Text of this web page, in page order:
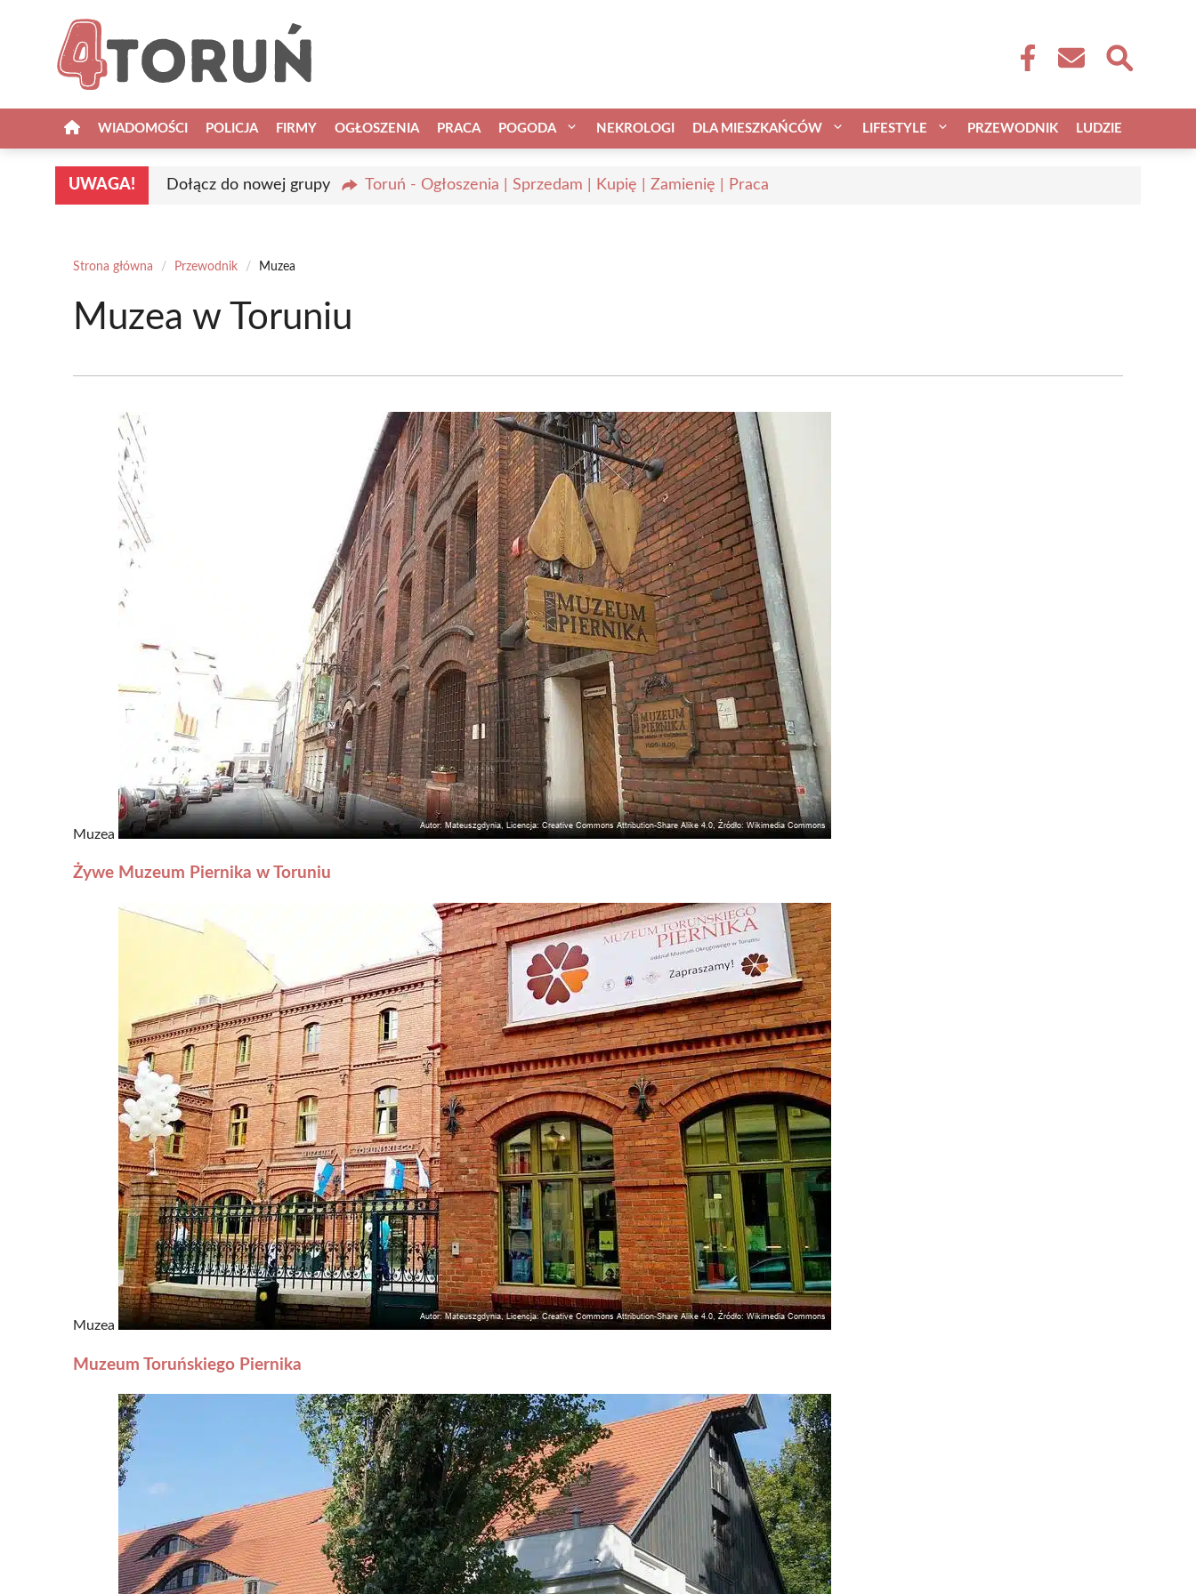
WIADOMOŚCI POLICJA FIRMY OGŁOSZENIA PRACA POGODA NEKROLOGI DLA MIESZKAŃCÓW LIFESTYLE PRZEWODNIK LUDZIE
UWAGA! Dołącz do nowej grupy Toruń - Ogłoszenia | Sprzedam | Kupię | Zamienię | Praca
Strona główna / Przewodnik / Muzea
Muzea w Toruniu
Muzea
Żywe Muzeum Piernika w Toruniu
Muzea
Muzeum Toruńskiego Piernika